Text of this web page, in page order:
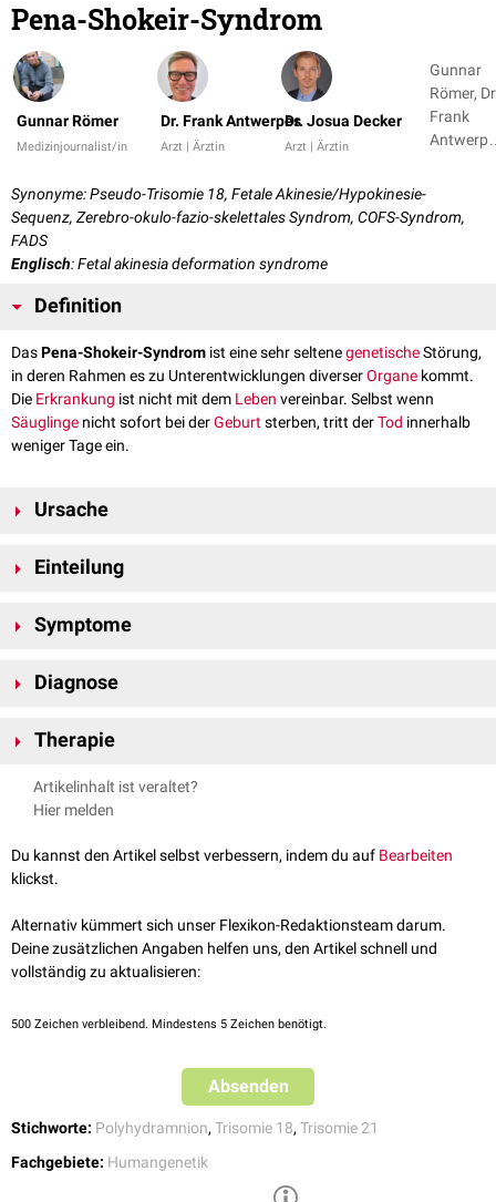
Pena-Shokeir-Syndrom
Gunnar Römer
Medizinjournalist/in
Dr. Frank Antwerpes
Arzt | Ärztin
Dr. Josua Decker
Arzt | Ärztin
Gunnar
Römer,
Frank
Synonyme: Pseudo-Trisomie 18, Fetale Akinesie/Hypokinesie-
Sequenz, Zerebro-okulo-fazio-skelettales Syndrom, COFS-Syndrom,
FADS
Englisch: Fetal akinesia deformation syndrome
Definition
DasPena-Shokeir-Syndrom ist eine sehr seltenegenetischeStörung,
in deren Rahmen es zu Unterentwicklungen diverserOrgane kommt.
Die Erkrankung ist nicht mit dem Leben vereinbar. Selbst wenn
Säuglinge nicht sofort bei derGeburtsterben, tritt derTod innerhalb
weniger Tage ein.
Ursache
Betroffenen handelt. Wie genau diese
Trisomie 18
wird das Pena-Shokeir-Syndrom als Pseudo-Trisomie 18
bezeichnet.
Einteilung
Pena-Shokeir-Syndrom I
Symptome
inneren Organen. Besonders oft sind eine
kompensierende
dramatisch. Ein
Diagnose
Fruchtwasserund die körperlichen Auffälligkeiten diagnostizieren.
differentialdiagniostischesVorgehen die
genetische undmolekularbiologische
Therapie
Es existiert keinerlei Therapie
Artikelinhalt ist veraltet?
Hier melden
Du kannst den Artikel selbst verbessern, indem du auf Bearbeiten
klickst.
Alternativ kümmert sich unser Flexikon-Redaktionsteam darum.
Deine zusätzlichen Angaben helfen uns, den Artikel schnell und
vollständig zu aktualisieren:
500 Zeichen verbleibend. Mindestens 5 Zeichen benötigt.
Absenden
Stichworte: Polyhydramnion, Trisomie 18, Trisomie 21
Fachgebiete: Humangenetik